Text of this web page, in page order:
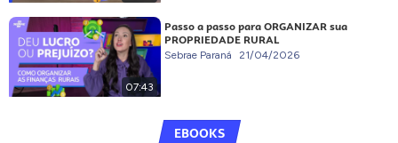
07:43
Passo a passo para ORGANIZAR sua
PROPRIEDADE RURAL
Sebrae Paraná 21/04/2026
EBOOKS